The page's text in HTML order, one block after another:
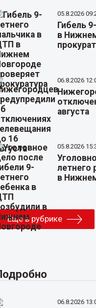
05.8.2026
Гибель
в
06.8.2026
августа
05.8.2026
летнего
в
Еще в рубрике
06.8.2026